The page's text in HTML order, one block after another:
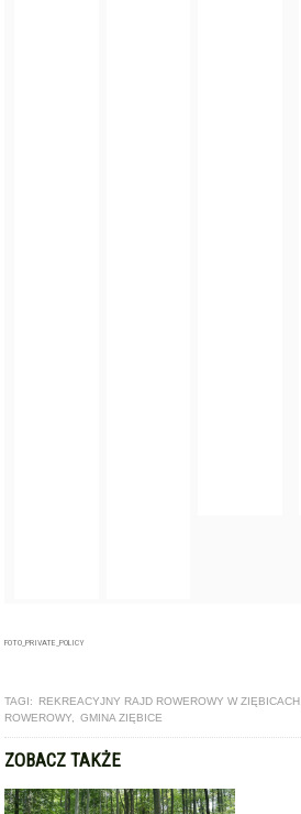
FOTO_PRIVATE_POLICY
TAGI: REKREACYJNY RAJD ROWEROWY W ZIĘBICACH
ROWEROWY, GMINA ZIĘBICE
ZOBACZ TAKŻE